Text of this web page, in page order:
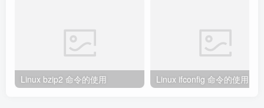
Linux bzip2 命令的使用 Linux ifconfig 命令的使用